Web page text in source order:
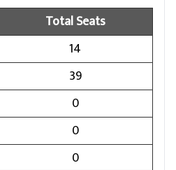
Total Seats
14
39
0
0
0